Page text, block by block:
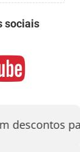
sociais
descontos